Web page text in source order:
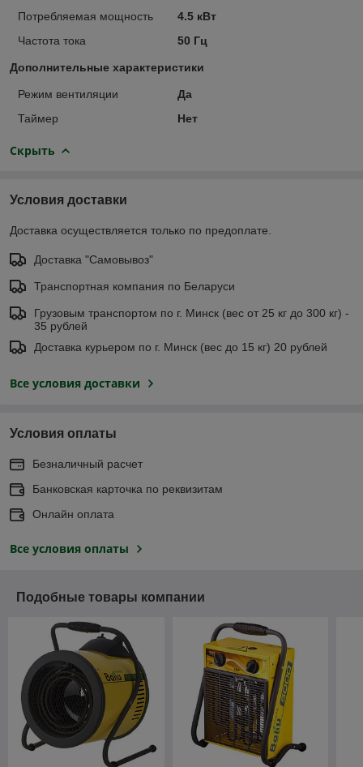
Потребляемая мощность
4.5 кВт
Частота тока
50 Гц
Дополнительные характеристики
Режим вентиляции
Да
Таймер
Нет
Скрыть
Условия доставки
Доставка осуществляется только по предоплате.
Доставка "Самовывоз"
Транспортная компания по Беларуси
Грузовым транспортом по г. Минск (вес от 25 кг до 300 кг) -
35 рублей
Доставка курьером по г. Минск (вес до 15 кг) 20 рублей
Все условия доставки
Условия оплаты
Безналичный расчет
Банковская карточка по реквизитам
Онлайн оплата
Все условия оплаты
Подобные товары компании